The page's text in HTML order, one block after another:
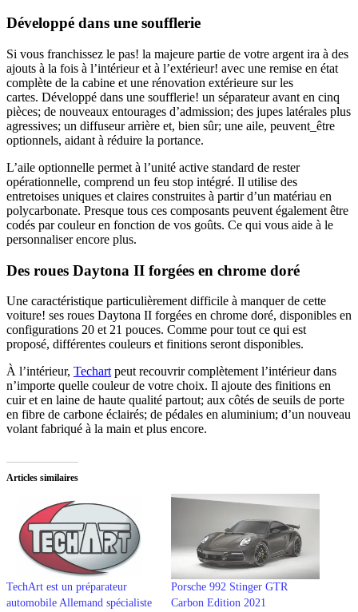
Développé dans une soufflerie
Si vous franchissez le pas! la majeure partie de votre argent ira à des
ajouts à la fois à l’intérieur et à l’extérieur! avec une remise en état
complète de la cabine et une rénovation extérieure sur les
cartes. Développé dans une soufflerie! un séparateur avant en cinq
pièces; de nouveaux entourages d’admission; des jupes latérales plus
agressives; un diffuseur arrière et, bien sûr; une aile, peuvent_être
optionnels, aidant à réduire la portance.
L’aile optionnelle permet à l’unité active standard de rester
opérationnelle, comprend un feu stop intégré. Il utilise des
entretoises uniques et claires construites à partir d’un matériau en
polycarbonate. Presque tous ces composants peuvent également être
codés par couleur en fonction de vos goûts. Ce qui vous aide à le
personnaliser encore plus.
Des roues Daytona II forgées en chrome doré
Une caractéristique particulièrement difficile à manquer de cette
voiture! ses roues Daytona II forgées en chrome doré, disponibles en
configurations 20 et 21 pouces. Comme pour tout ce qui est
proposé, différentes couleurs et finitions seront disponibles.
À l’intérieur, Techart peut recouvrir complètement l’intérieur dans
n’importe quelle couleur de votre choix. Il ajoute des finitions en
cuir et en laine de haute qualité partout; aux côtés de seuils de porte
en fibre de carbone éclairés; de pédales en aluminium; d’un nouveau
volant fabriqué à la main et plus encore.
Articles similaires
TechArt est un préparateur
automobile Allemand spécialiste
Porsche 992 Stinger GTR
Carbon Edition 2021